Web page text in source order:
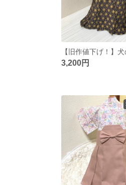
3,200円